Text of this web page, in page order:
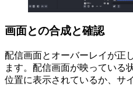
画面との合成と確認
配信画面とオーバーレイが正
ます。配信画面が映っている
位置に表示されているか、サ